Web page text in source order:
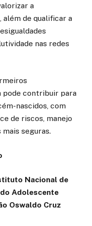
a
além de qualificar a
nas redes
pode contribuir para
nascidos, com
de riscos, manejo
seguras.
Nacional de
Adolescente
Oswaldo Cruz